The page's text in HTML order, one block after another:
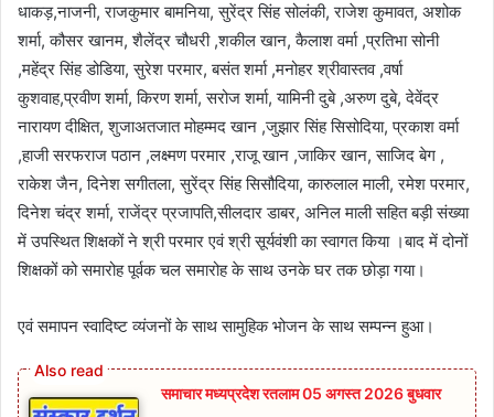
धाकड़,नाजनी, राजकुमार बामनिया, सुरेंद्र सिंह सोलंकी, राजेश कुमावत, अशोक
शर्मा, कौसर खानम, शैलेंद्र चौधरी ,शकील खान, कैलाश वर्मा ,प्रतिभा सोनी
,महेंद्र सिंह डोडिया, सुरेश परमार, बसंत शर्मा ,मनोहर श्रीवास्तव ,वर्षा
कुशवाह,प्रवीण शर्मा, किरण शर्मा, सरोज शर्मा, यामिनी दुबे ,अरुण दुबे, देवेंद्र
नारायण दीक्षित, शुजाअतजात मोहम्मद खान ,जुझार सिंह सिसोदिया, प्रकाश वर्मा
,हाजी सरफराज पठान ,लक्ष्मण परमार ,राजू खान ,जाकिर खान, साजिद बेग ,
राकेश जैन, दिनेश सगीतला, सुरेंद्र सिंह सिसौदिया, कारुलाल माली, रमेश परमार,
दिनेश चंद्र शर्मा, राजेंद्र प्रजापति,सीलदार डाबर, अनिल माली सहित बड़ी संख्या
में उपस्थित शिक्षकों ने श्री परमार एवं श्री सूर्यवंशी का स्वागत किया ।बाद में दोनों
शिक्षकों को समारोह पूर्वक चल समारोह के साथ उनके घर तक छोड़ा गया।
एवं समापन स्वादिष्ट व्यंजनों के साथ सामुहिक भोजन के साथ सम्पन्न हुआ।
समाचार मध्यप्रदेश रतलाम 05 अगस्त 2026 बुधवार